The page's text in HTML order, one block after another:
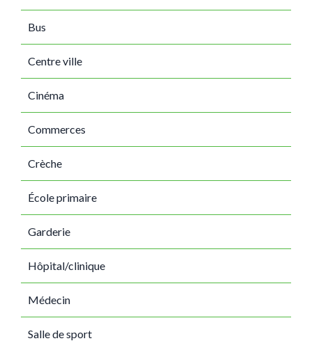
Bus
Centre ville
Cinéma
Commerces
Crèche
École primaire
Garderie
Hôpital/clinique
Médecin
Salle de sport